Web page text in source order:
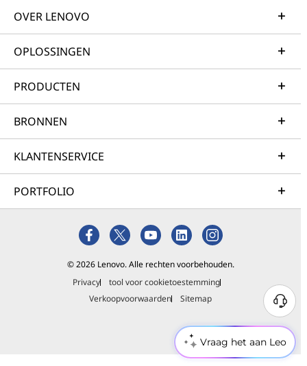
Vraag het aan Leo
OVER LENOVO
OPLOSSINGEN
PRODUCTEN
BRONNEN
KLANTENSERVICE
PORTFOLIO
© 2026 Lenovo. Alle rechten voorbehouden.
Privacy
tool voor cookietoestemming
Verkoopvoorwaarden
Sitemap